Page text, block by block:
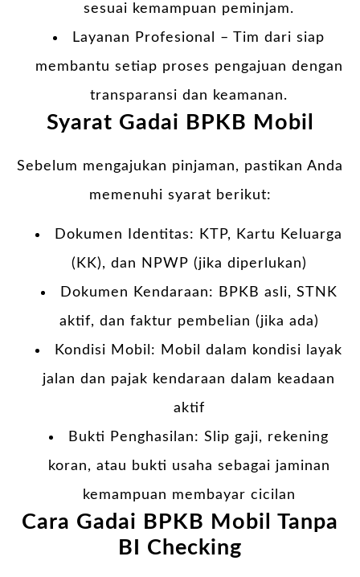
sesuai kemampuan peminjam.
Layanan Profesional – Tim dari siap
membantu setiap proses pengajuan dengan
transparansi dan keamanan.
Syarat Gadai BPKB Mobil
Sebelum mengajukan pinjaman, pastikan Anda
memenuhi syarat berikut:
Dokumen Identitas: KTP, Kartu Keluarga
(KK), dan NPWP (jika diperlukan)
Dokumen Kendaraan: BPKB asli, STNK
aktif, dan faktur pembelian (jika ada)
Kondisi Mobil: Mobil dalam kondisi layak
jalan dan pajak kendaraan dalam keadaan
aktif
Bukti Penghasilan: Slip gaji, rekening
koran, atau bukti usaha sebagai jaminan
kemampuan membayar cicilan
Cara Gadai BPKB Mobil Tanpa
BI Checking